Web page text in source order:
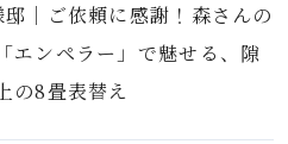
邸｜ご依頼に感謝！森さんの
エンペラー」で魅せる、隙
の8畳表替え